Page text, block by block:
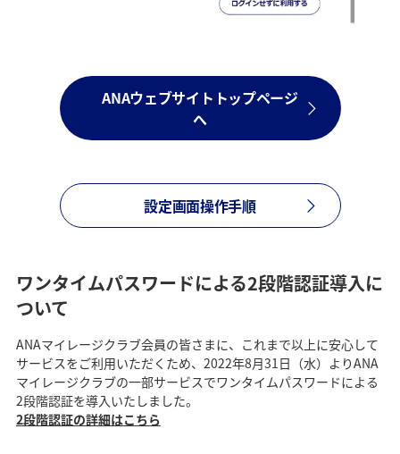
ANAウェブサイトトップページ
へ
設定画面操作手順
ワンタイムパスワードによる2段階認証導入に
ついて
ANAマイレージクラブ会員の皆さまに、これまで以上に安心して
サービスをご利用いただくため、2022年8月31日（水）よりANA
マイレージクラブの一部サービスでワンタイムパスワードによる
2段階認証を導入いたしました。
2段階認証の詳細はこちら